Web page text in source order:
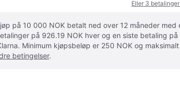
Eller 3
på 10 000 NOK betalt ned over 12 måneder med
på 926.19 NOK hver og en siste betaling
Minimum kjøpsbeløp er 250 NOK og
betingelser.